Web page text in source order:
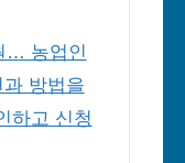
… 농업인
방법을
하고 신청